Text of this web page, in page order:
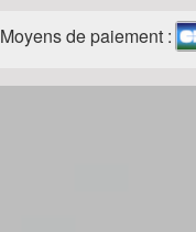
Moyens de paiement :